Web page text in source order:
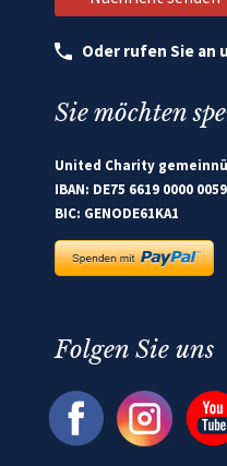
Oder rufen Sie an
Sie möchten
United Charity
IBAN: DE75 6619 0000
BIC: GENODE61KA1
Folgen Sie uns